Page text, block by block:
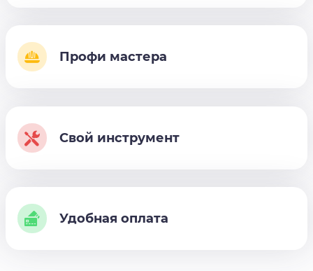
Профи мастера
Свой инструмент
Удобная оплата